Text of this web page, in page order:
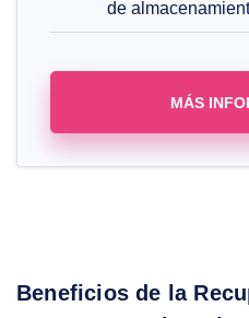
de
MÁS
Beneficios de la